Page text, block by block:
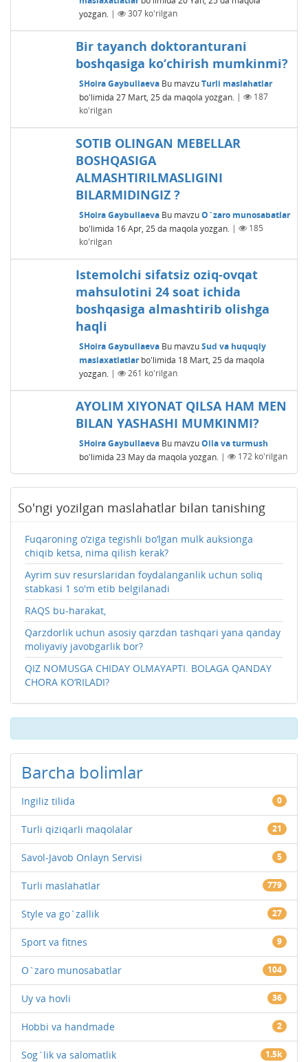
yozgan. | 307ko'rilgan
Bir tayanch doktoranturani
boshqasiga ko‘chirish mumkinmi?
SHoira Gaybullaeva Bu mavzuTurli maslahatlar
bo'limida 27 Mart, 25 da maqola yozgan. |
187
ko'rilgan
SOTIB OLINGAN MЕBЕLLAR
BOSHQASIGA
ALMASHTIRILMASLIGINI
BILARMIDINGIZ ?
SHoira Gaybullaeva Bu mavzuO`zaro munosabatlar
bo'limida 16 Apr, 25 da maqola yozgan. |
185
ko'rilgan
Istemolchi sifatsiz oziq-ovqat
mahsulotini 24 soat ichida
boshqasiga almashtirib olishga
haqli
SHoira Gaybullaeva Bu mavzuSud va huquqiy
maslaxatlatlarbo'limida 18 Mart, 25 da maqola
yozgan. | 261 ko'rilgan
AYOLIM XIYONAT QILSA HAM MЕN
BILAN YASHASHI MUMKINMI?
SHoira Gaybullaeva Bu mavzuOila va turmush
bo'limida 23 May da maqola yozgan. | 172ko'rilgan
So'ngi yozilgan maslahatlar bilan tanishing
Fuqaroning o‘ziga tegishli bo‘lgan mulk auksionga
chiqib ketsa, nima qilish kerak?
Ayrim suv resurslaridan foydalanganlik uchun soliq
stabkasi 1 so'm etib belgilanadi
RAQS bu-harakat,
Qarzdorlik uchun asosiy qarzdan tashqari yana qanday
moliyaviy javobgarlik bor?
QIZ NOMUSGA CHIDAY OLMAYAPTI. BOLAGA QANDAY
CHORA KO‘RILADI?
Barcha bolimlar
Ingiliz tilida 0
Turli qiziqarli maqolalar 21
Savol-Javob Onlayn Servisi 5
Turli maslahatlar 779
Style va go`zallik 27
Sport va fitnes 9
O`zaro munosabatlar 104
Uy va hovli 36
Hobbi va handmade 2
Sog`lik va salomatlik 1.5k